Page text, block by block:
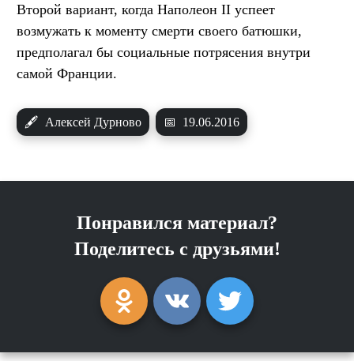
Второй вариант, когда Наполеон II успеет
возмужать к моменту смерти своего батюшки,
предполагал бы социальные потрясения внутри
самой Франции.
🖋 Алексей Дурново 📅 19.06.2016
Понравился материал?
Поделитесь с друзьями!